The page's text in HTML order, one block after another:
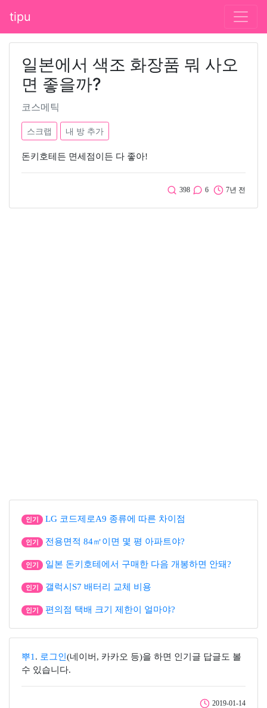
tipu
일본에서 색조 화장품 뭐 사오
면 좋을까?
코스메틱
스크랩 내 방 추가
돈키호테든 면세점이든 다 좋아!
398 6 7년 전
인기 LG 코드제로A9 종류에 따른 차이점
인기 전용면적 84㎡이면 몇 평 아파트야?
인기 일본 돈키호테에서 구매한 다음 개봉하면 안돼?
인기 갤럭시S7 배터리 교체 비용
인기 편의점 택배 크기 제한이 얼마야?
뿌1 . 로그인 (네이버, 카카오 등)을 하면 인기글 답글도 볼
수 있습니다.
2019-01-14